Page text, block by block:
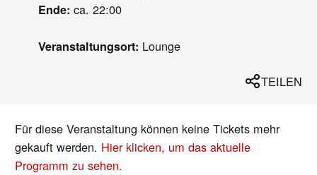
Ende: ca. 22:00
Veranstaltungsort: Lounge
TEILEN
Für diese Veranstaltung können keine Tickets mehr
gekauft werden. Hier klicken, um das aktuelle
Programm zu sehen.